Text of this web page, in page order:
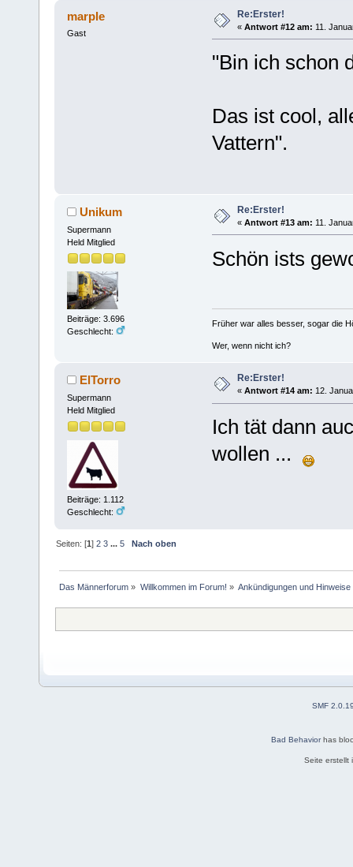
marple
Gast
Re:Erster!
« Antwort #12 am: 11.
"Bin ich schon
Das ist cool,
Vattern".
Unikum
Supermann
Held Mitglied
Beiträge: 3.696
Geschlecht:
Re:Erster!
« Antwort #13 am: 11.
Schön ists
Früher war alles besser, sogar die
Wer, wenn nicht ich?
ElTorro
Supermann
Held Mitglied
Beiträge: 1.112
Geschlecht:
Re:Erster!
« Antwort #14 am: 12.
Ich tät dann
wollen ...
Seiten: [1]2 3 ...5 Nach oben
Das Männerforum » Willkommen im Forum! » Ankündigungen und Hinweise
SMF
Bad Behaviorhas
Seite erstellt